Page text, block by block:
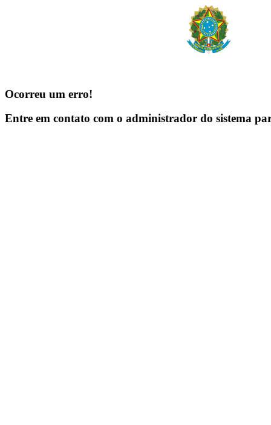
Ocorreu um erro!
Entre em contato com o administrador do sistema